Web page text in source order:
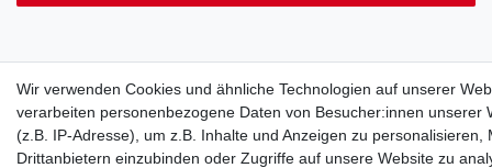
Wir verwenden Cookies und ähnliche Technologien auf unserer
verarbeiten personenbezogene Daten von Besucher:innen unserer
(z.B. IP-Adresse), um z.B. Inhalte und Anzeigen zu personalisieren,
Drittanbietern einzubinden oder Zugriffe auf unsere Website zu